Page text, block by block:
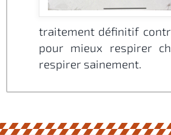
traitement définitif
pour mieux respirer
respirer sainement.